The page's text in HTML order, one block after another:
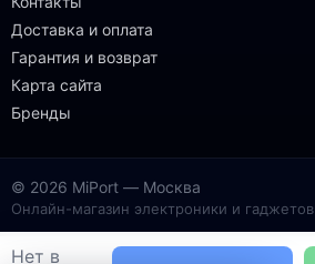
Нет в
Доставка и оплата
Гарантия и возврат
Карта сайта
Бренды
© 2026 MiPort — Москва
Онлайн-магазин электроники и гаджетов